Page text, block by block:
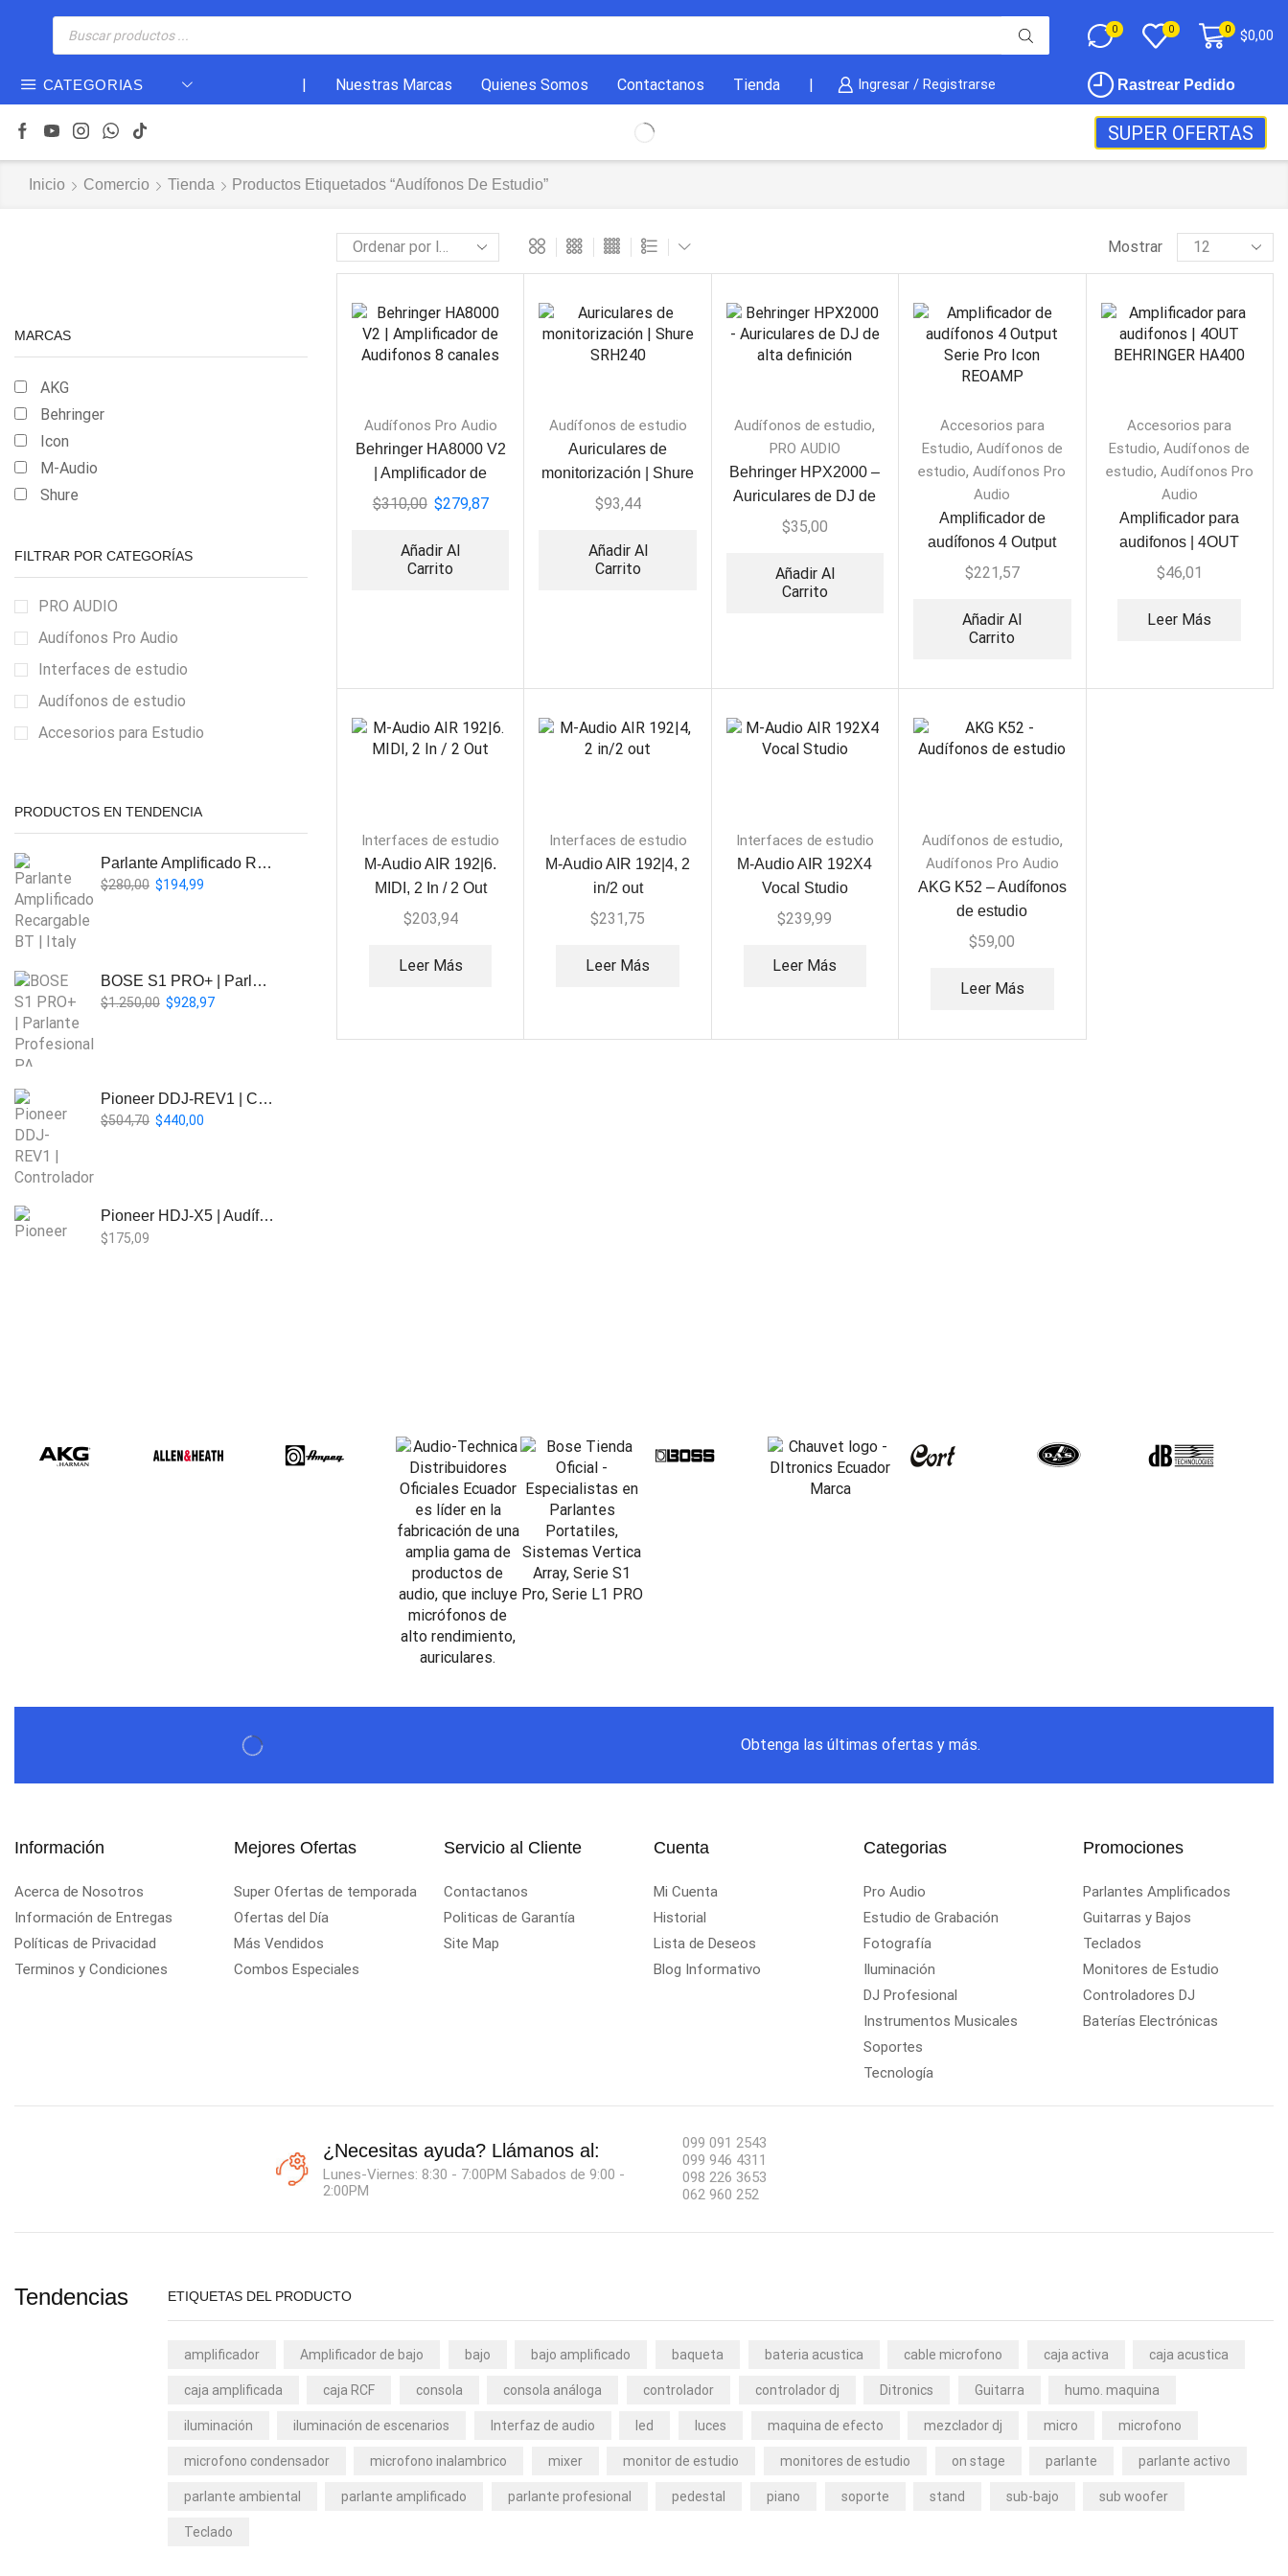
0 0 0 $0,00
CATEGORIAS | Nuestras Marcas Quienes Somos Contactanos Tienda | Ingresar / Registrarse Rastrear Pedido
SUPER OFERTAS
Inicio Comercio Tienda Productos Etiquetados “Audífonos De Estudio”
Mostrar
Audífonos Pro Audio
Behringer HA8000 V2
| Amplificador de
Audifonos 8 canales
$310,00 $279,87
Añadir Al
Carrito
Audífonos de estudio
Auriculares de
monitorización | Shure
SRH240
$93,44
Añadir Al
Carrito
Audífonos de estudio,
PRO AUDIO
Behringer HPX2000 –
Auriculares de DJ de
alta definición
$35,00
Añadir Al
Carrito
Accesorios para
Estudio, Audífonos de
estudio,Audífonos Pro
Audio
Amplificador de
audífonos 4 Output
Serie Pro Icon
$221,57
Añadir Al
Carrito
Accesorios para
Estudio,Audífonos de
estudio, Audífonos Pro
Audio
Amplificador para
audifonos | 4OUT
BEHRINGER HA400
$46,01
Leer Más
Interfaces de estudio
M-Audio AIR 192|6.
MIDI, 2 In / 2 Out
$203,94
Leer Más
Interfaces de estudio
M-Audio AIR 192|4, 2
in/2 out
$231,75
Leer Más
Interfaces de estudio
M-Audio AIR 192X4
Vocal Studio
$239,99
Leer Más
Audífonos de estudio,
Audífonos Pro Audio
AKG K52 – Audífonos
de estudio
$59,00
Leer Más
MARCAS
AKG
Behringer
Icon
M-Audio
Shure
FILTRAR POR CATEGORÍAS
PRO AUDIO
Audífonos Pro Audio
Interfaces de estudio
Audífonos de estudio
Accesorios para Estudio
PRODUCTOS EN TENDENCIA
Parlante Amplificado Recargable BT | Italy Audio ITL-PRO11
$280,00 $194,99
BOSE S1 PRO+ | Parlante Profesional PA Inalámbrico
$1.250,00 $928,97
Pioneer DDJ-REV1 | Controlador DJ de 2 canales estilo Scratch
$504,70 $440,00
Pioneer HDJ-X5 | Audífonos para DJ
$175,09
Obtenga las últimas ofertas y más.
Información
Acerca de Nosotros
Información de Entregas
Políticas de Privacidad
Terminos y Condiciones
Mejores Ofertas
Super Ofertas de temporada
Ofertas del Día
Más Vendidos
Combos Especiales
Servicio al Cliente
Contactanos
Politicas de Garantía
Site Map
Cuenta
Mi Cuenta
Historial
Lista de Deseos
Blog Informativo
Categorias
Pro Audio
Estudio de Grabación
Fotografía
Iluminación
DJ Profesional
Instrumentos Musicales
Soportes
Tecnología
Promociones
Parlantes Amplificados
Guitarras y Bajos
Teclados
Monitores de Estudio
Controladores DJ
Baterías Electrónicas
¿Necesitas ayuda? Llámanos al:
Lunes-Viernes: 8:30 - 7:00PM Sabados de 9:00 -
2:00PM
099 091 2543
099 946 4311
098 226 3653
062 960 252
Tendencias ETIQUETAS DEL PRODUCTO
amplificador Amplificador de bajo bajo bajo amplificado baqueta bateria acustica cable microfono caja activa caja acustica
caja amplificada caja RCF consola consola análoga controlador controlador dj Ditronics Guitarra humo. maquina
iluminación iluminación de escenarios Interfaz de audio led luces maquina de efecto mezclador dj micro microfono
microfono condensador microfono inalambrico mixer monitor de estudio monitores de estudio on stage parlante parlante activo
parlante ambiental parlante amplificado parlante profesional pedestal piano soporte stand sub-bajo sub woofer
Teclado